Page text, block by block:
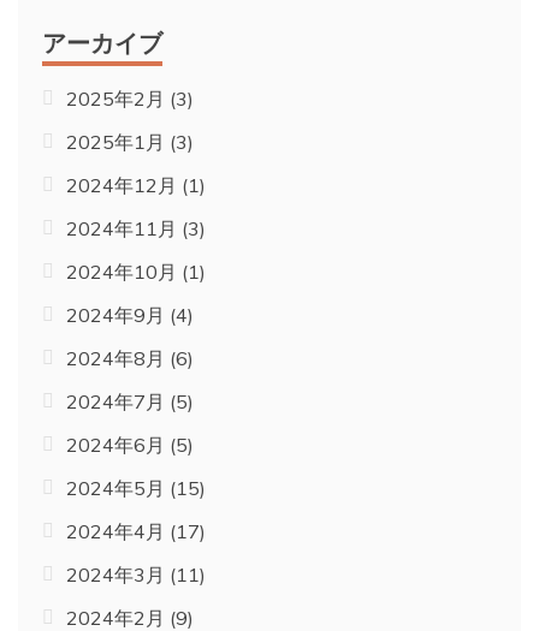
アーカイブ
2025年2月 (3)
2025年1月 (3)
2024年12月 (1)
2024年11月 (3)
2024年10月 (1)
2024年9月 (4)
2024年8月 (6)
2024年7月 (5)
2024年6月 (5)
2024年5月 (15)
2024年4月 (17)
2024年3月 (11)
2024年2月 (9)